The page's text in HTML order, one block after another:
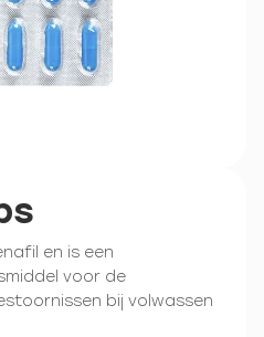
en is een
voor de
bij volwassen